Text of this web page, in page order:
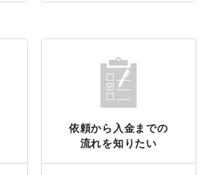
依頼から入金までの
流れを知りたい